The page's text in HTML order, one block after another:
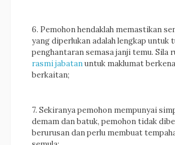
6. Pemohon hendaklah memastikan
yang diperlukan adalah lengkap untuk
penghantaran semasa janji temu. Sila
rasmi jabatanuntuk maklumat
berkaitan;
7. Sekiranya pemohon mempunyai
demam dan batuk, pemohon tidak
berurusan dan perlu membuat